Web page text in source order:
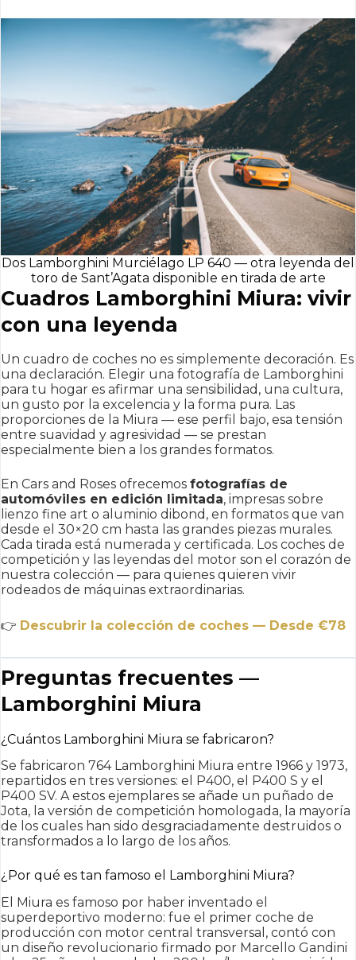
Dos Lamborghini Murciélago LP 640 — otra leyenda del
toro de Sant’Agata disponible en tirada de arte
Cuadros Lamborghini Miura: vivir
con una leyenda
Un cuadro de coches no es simplemente decoración. Es
una declaración. Elegir una fotografía de Lamborghini
para tu hogar es afirmar una sensibilidad, una cultura,
un gusto por la excelencia y la forma pura. Las
proporciones de la Miura — ese perfil bajo, esa tensión
entre suavidad y agresividad — se prestan
especialmente bien a los grandes formatos.
En Cars and Roses ofrecemos fotografías de
automóviles en edición limitada, impresas sobre
lienzo fine art o aluminio dibond, en formatos que van
desde el 30×20 cm hasta las grandes piezas murales.
Cada tirada está numerada y certificada. Los coches de
competición y las leyendas del motor son el corazón de
nuestra colección — para quienes quieren vivir
rodeados de máquinas extraordinarias.
👉 Descubrir la colección de coches — Desde €78
Preguntas frecuentes —
Lamborghini Miura
¿Cuántos Lamborghini Miura se fabricaron?
Se fabricaron 764 Lamborghini Miura entre 1966 y 1973,
repartidos en tres versiones: el P400, el P400 S y el
P400 SV. A estos ejemplares se añade un puñado de
Jota, la versión de competición homologada, la mayoría
de los cuales han sido desgraciadamente destruidos o
transformados a lo largo de los años.
¿Por qué es tan famoso el Lamborghini Miura?
El Miura es famoso por haber inventado el
superdeportivo moderno: fue el primer coche de
producción con motor central transversal, contó con
un diseño revolucionario firmado por Marcello Gandini